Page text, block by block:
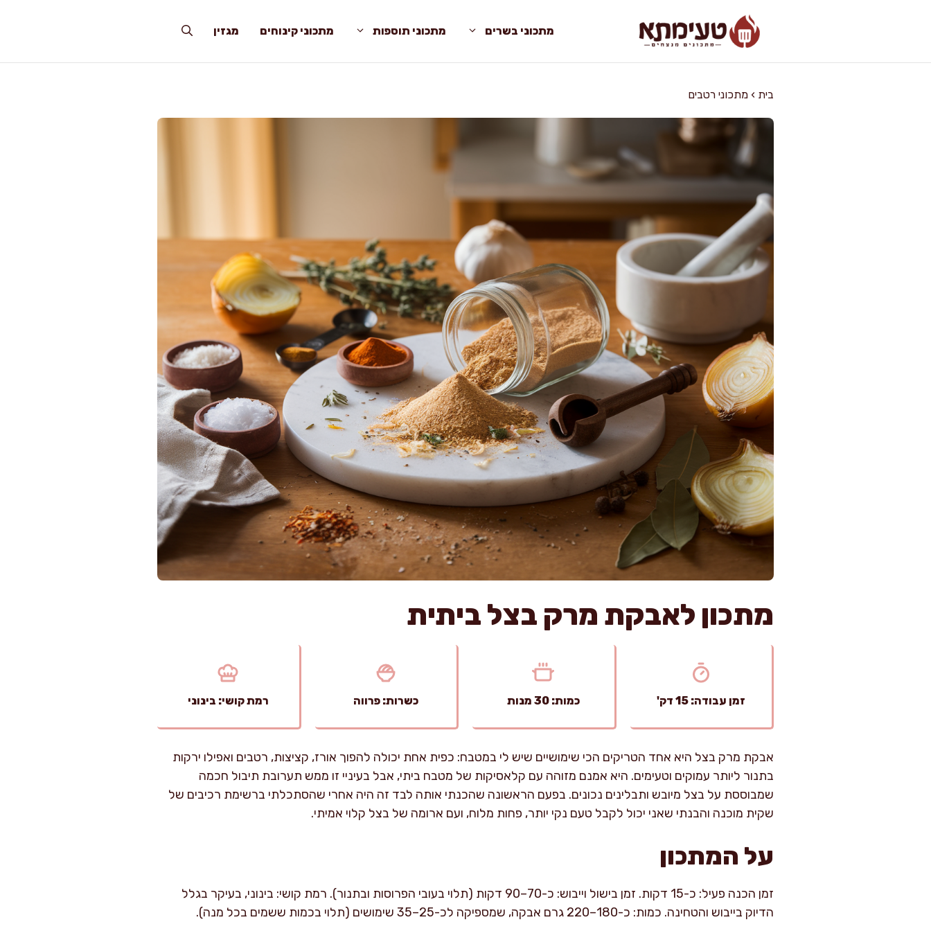
מתכוני בשרים מתכוני תוספות מתכוני קינוחים מגזין
בית › מתכוני רטבים
מתכון לאבקת מרק בצל ביתית
זמן עבודה: 15 דק' כמות: 30 מנות כשרות: פרווה רמת קושי: בינוני
אבקת מרק בצל היא אחד הטריקים הכי שימושיים שיש לי במטבח: כפית אחת יכולה להפוך אורז, קציצות, רטבים ואפילו ירקות
בתנור ליותר עמוקים וטעימים. היא אמנם מזוהה עם קלאסיקות של מטבח ביתי, אבל בעיניי זו ממש תערובת תיבול חכמה
שמבוססת על בצל מיובש ותבלינים נכונים. בפעם הראשונה שהכנתי אותה לבד זה היה אחרי שהסתכלתי ברשימת רכיבים של
שקית מוכנה והבנתי שאני יכול לקבל טעם נקי יותר, פחות מלוח, ועם ארומה של בצל קלוי אמיתי.
על המתכון
זמן הכנה פעיל: כ-15 דקות. זמן בישול וייבוש: כ-70–90 דקות (תלוי בעובי הפרוסות ובתנור). רמת קושי: בינוני, בעיקר בגלל
הדיוק בייבוש והטחינה. כמות: כ-180–220 גרם אבקה, שמספיקה לכ-25–35 שימושים (תלוי בכמות ששמים בכל מנה).